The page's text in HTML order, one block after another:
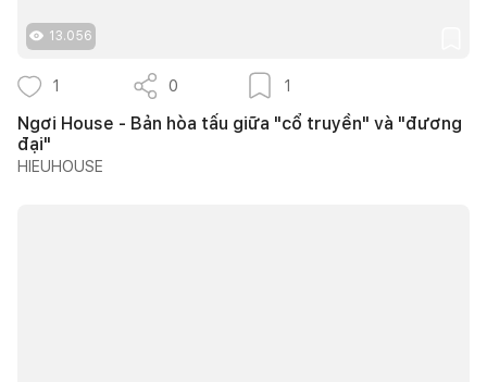
13.056
1 0 1
Ngơi House - Bản hòa tấu giữa "cổ truyền" và "đương
đại"
HIEUHOUSE